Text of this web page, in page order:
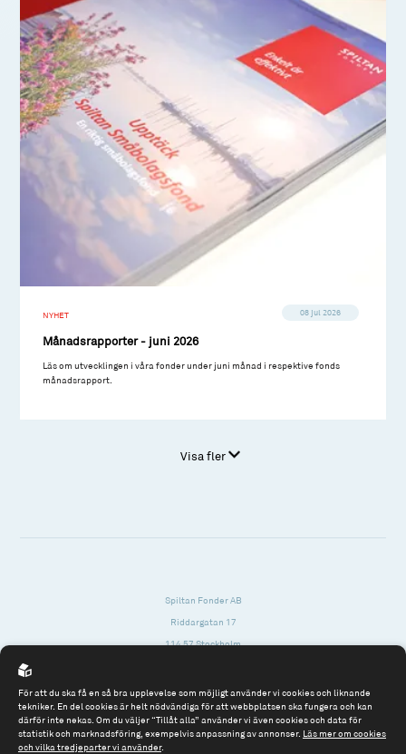
NYHET 08 jul 2026
Månadsrapporter - juni 2026
Läs om utvecklingen i våra fonder under juni månad i respektive fonds
månadsrapport.
Visa fler
Spiltan Fonder AB
Riddargatan 17
114 57 Stockholm
Tel: 08 - 545 813 40
fonder@spiltanfonder.se
För att du ska få en så bra upplevelse som möjligt använder vi cookies och liknande
tekniker. En del cookies är helt nödvändiga för att webbplatsen ska fungera och kan
därför inte nekas. Om du väljer “Tillåt alla” använder vi även cookies och data för
statistik och marknadsföring, exempelvis anpassning av annonser. Läs mer om cookies
och vilka tredjeparter vi använder.